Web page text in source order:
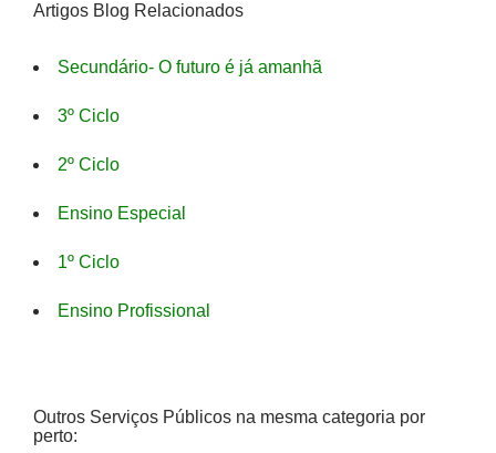
Artigos Blog Relacionados
Secundário- O futuro é já amanhã
3º Ciclo
2º Ciclo
Ensino Especial
1º Ciclo
Ensino Profissional
Outros Serviços Públicos na mesma categoria por
perto: